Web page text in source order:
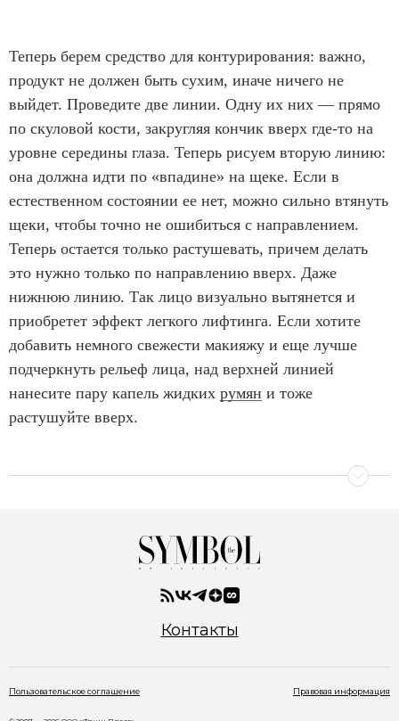
Теперь берем средство для контурирования: важно,
продукт не должен быть сухим, иначе ничего не
выйдет. Проведите две линии. Одну их них — прямо
по скуловой кости, закругляя кончик вверх где-то на
уровне середины глаза. Теперь рисуем вторую линию:
она должна идти по «впадине» на щеке. Если в
естественном состоянии ее нет, можно сильно втянуть
щеки, чтобы точно не ошибиться с направлением.
Теперь остается только растушевать, причем делать
это нужно только по направлению вверх. Даже
нижнюю линию. Так лицо визуально вытянется и
приобретет эффект легкого лифтинга. Если хотите
добавить немного свежести макияжу и еще лучше
подчеркнуть рельеф лица, над верхней линией
нанесите пару капель жидких румян и тоже
растушуйте вверх.
Контакты
Пользовательское соглашение Правовая информация